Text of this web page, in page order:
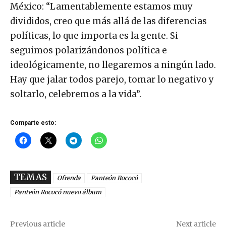
México: “Lamentablemente estamos muy
divididos, creo que más allá de las diferencias
políticas, lo que importa es la gente. Si
seguimos polarizándonos política e
ideológicamente, no llegaremos a ningún lado.
Hay que jalar todos parejo, tomar lo negativo y
soltarlo, celebremos a la vida”.
Comparte esto:
TEMAS Ofrenda
Panteón Rococó
Panteón Rococó nuevo álbum
Previous article Next article